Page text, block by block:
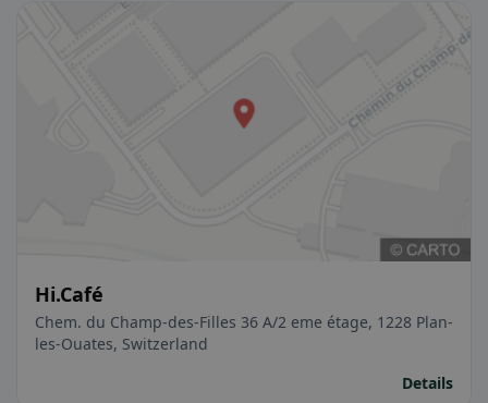
Hi.Café
Chem. du Champ-des-Filles 36 A/2 eme étage, 1228 Plan-
les-Ouates, Switzerland
Details